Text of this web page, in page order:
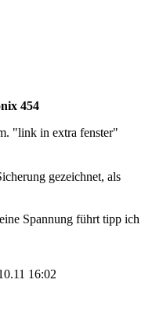
454
"link in extra fenster"
gezeichnet, als
Spannung führt tipp ich
16:02